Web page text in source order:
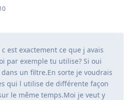
est exactement ce que j avais
par exemple tu utilise? Si oui
un filtre.En sorte je voudrais
qui l utilise de différente façon
le même temps.Moi je veut y